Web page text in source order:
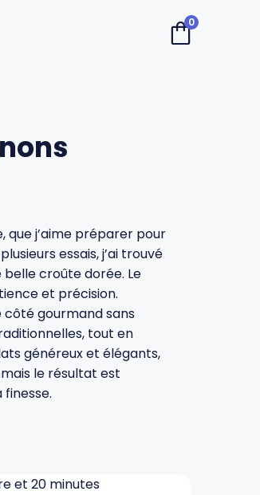
0
que j’aime préparer pour
essais, j’ai trouvé
croûte dorée. Le
et précision.
côté gourmand sans
tout en
généreux et élégants,
le résultat est
et 20 minutes